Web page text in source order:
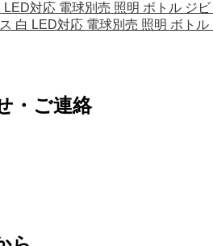
対応 電球別売 照明 ボトル ジ
白 LED対応 電球別売 照明 ボト
・ご連絡